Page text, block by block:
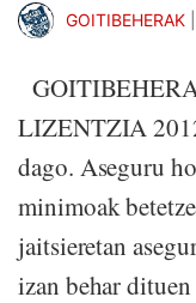
GOITIBEHERAK
LIZENTZIA
dago. Aseguru
minimoak
jaitsieretan
izan behar